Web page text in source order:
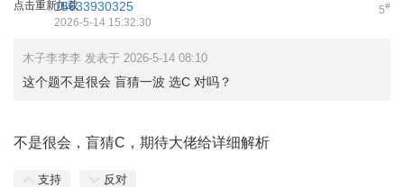
点击重新加载 5#
15633930325
2026-5-14 15:32:30
木子李李李 发表于 2026-5-14 08:10
这个题不是很会 盲猜一波 选C 对吗？
不是很会，盲猜C，期待大佬给详细解析
支持 反对